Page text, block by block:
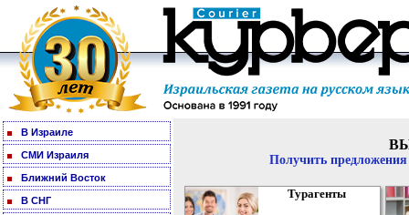
В Израиле
СМИ Израиля
Ближний Восток
В СНГ
Получить
Турагенты